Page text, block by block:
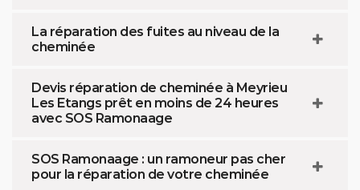
La réparation des fuites au niveau de la
cheminée
Devis réparation de cheminée à Meyrieu
Les Etangs prêt en moins de 24 heures
avec SOS Ramonaage
SOS Ramonaage : un ramoneur pas cher
pour la réparation de votre cheminée